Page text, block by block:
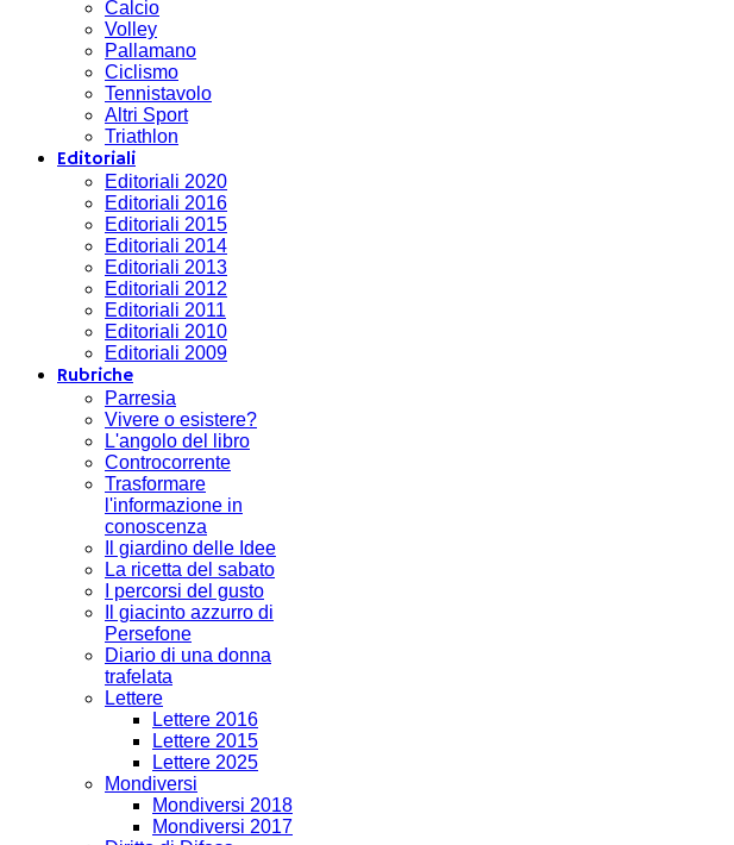
Calcio
Volley
Pallamano
Ciclismo
Tennistavolo
Altri Sport
Triathlon
Editoriali
Editoriali 2020
Editoriali 2016
Editoriali 2015
Editoriali 2014
Editoriali 2013
Editoriali 2012
Editoriali 2011
Editoriali 2010
Editoriali 2009
Rubriche
Parresia
Vivere o esistere?
L'angolo del libro
Controcorrente
Trasformare
l'informazione in
conoscenza
Il giardino delle Idee
La ricetta del sabato
I percorsi del gusto
Il giacinto azzurro di
Persefone
Diario di una donna
trafelata
Lettere
Lettere 2016
Lettere 2015
Lettere 2025
Mondiversi
Mondiversi 2018
Mondiversi 2017